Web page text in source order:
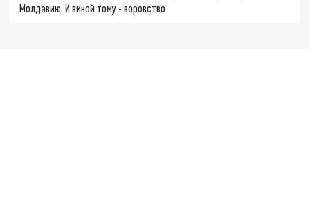
Молдавию. И виной тому - воровство